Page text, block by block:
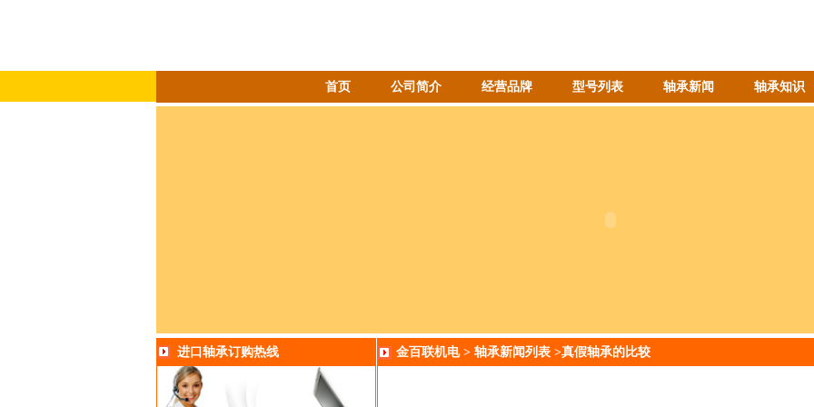
首页 公司简介 经营品牌 型号列表 轴承新闻 轴承知识
进口轴承订购热线 金百联机电> 轴承新闻列表 >真假轴承的比较